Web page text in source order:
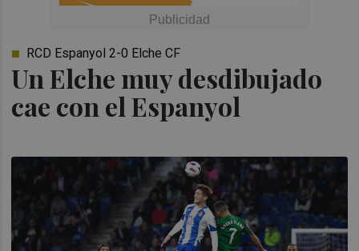
Un Elche muy desdibujado
cae con el Espanyol
RCD Espanyol 2-0 Elche CF